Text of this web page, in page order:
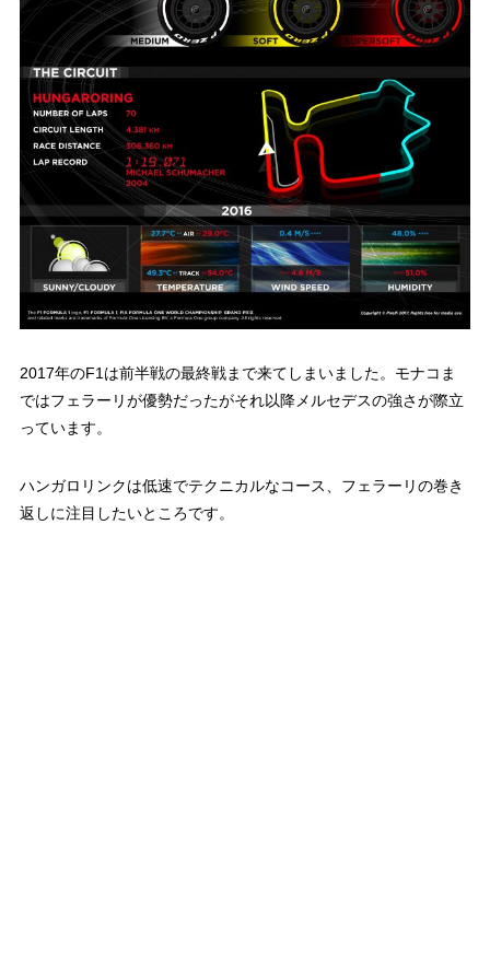
2017年のF1は前半戦の最終戦まで来てしまいました。モナコま
ではフェラーリが優勢だったがそれ以降メルセデスの強さが際立
っています。
ハンガロリンクは低速でテクニカルなコース、フェラーリの巻き
返しに注目したいところです。